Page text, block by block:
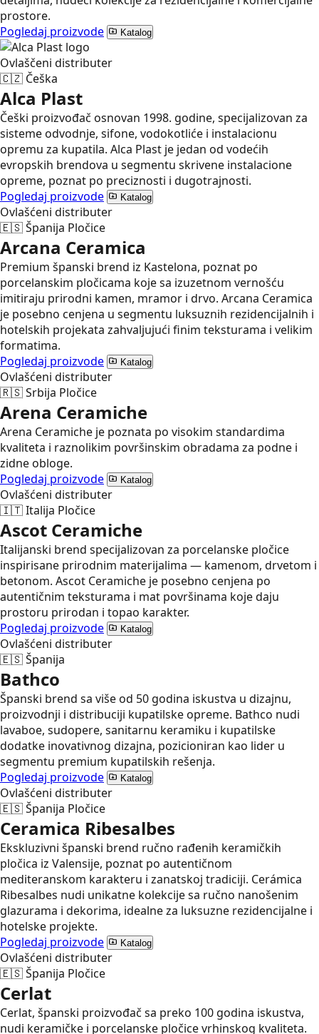
prostore.
Pogledaj proizvode
Katalog
Ovlaščeni distributer
🇨🇿 Češka
Alca Plast
Češki proizvođač osnovan 1998. godine, specijalizovan za
sisteme odvodnje, sifone, vodokotliće i instalacionu
opremu za kupatila. Alca Plast je jedan od vodećih
evropskih brendova u segmentu skrivene instalacione
opreme, poznat po preciznosti i dugotrajnosti.
Pogledaj proizvode
Katalog
Ovlašćeni distributer
🇪🇸Španija Pločice
Arcana Ceramica
Premium španski brend iz Kastelona, poznat po
porcelanskim pločicama koje sa izuzetnom vernošću
imitiraju prirodni kamen, mramor i drvo. Arcana Ceramica
je posebno cenjena u segmentu luksuznih rezidencijalnih i
hotelskih projekata zahvaljujući finim teksturama i velikim
formatima.
Pogledaj proizvode
Katalog
Ovlašćeni distributer
🇷🇸Srbija Pločice
Arena Ceramiche
Arena Ceramiche je poznata po visokim standardima
kvaliteta i raznolikim površinskim obradama za podne i
zidne obloge.
Pogledaj proizvode
Katalog
Ovlašćeni distributer
🇮🇹Italija Pločice
Ascot Ceramiche
Italijanski brend specijalizovan za porcelanske pločice
inspirisane prirodnim materijalima — kamenom, drvetom i
betonom. Ascot Ceramiche je posebno cenjena po
autentičnim teksturama i mat površinama koje daju
prostoru prirodan i topao karakter.
Pogledaj proizvode
Katalog
Ovlašćeni distributer
🇪🇸Španija
Bathco
Španski brend sa više od 50 godina iskustva u dizajnu,
proizvodnji i distribuciji kupatilske opreme. Bathco nudi
lavaboe, sudopere, sanitarnu keramiku i kupatilske
dodatke inovativnog dizajna, pozicioniran kao lider u
segmentu premium kupatilskih rešenja.
Pogledaj proizvode
Katalog
Ovlašćeni distributer
🇪🇸Španija Pločice
Ceramica Ribesalbes
Ekskluzivni španski brend ručno rađenih keramičkih
pločica iz Valensije, poznat po autentičnom
mediteranskom karakteru i zanatskoj tradiciji. Cerámica
Ribesalbes nudi unikatne kolekcije sa ručno nanošenim
glazurama i dekorima, idealne za luksuzne rezidencijalne i
hotelske projekte.
Pogledaj proizvode
Katalog
Ovlašćeni distributer
🇪🇸Španija Pločice
Cerlat
Cerlat, španski proizvođač sa preko 100 godina iskustva,
nudi keramičke i porcelanske pločice vrhinskog kvaliteta.